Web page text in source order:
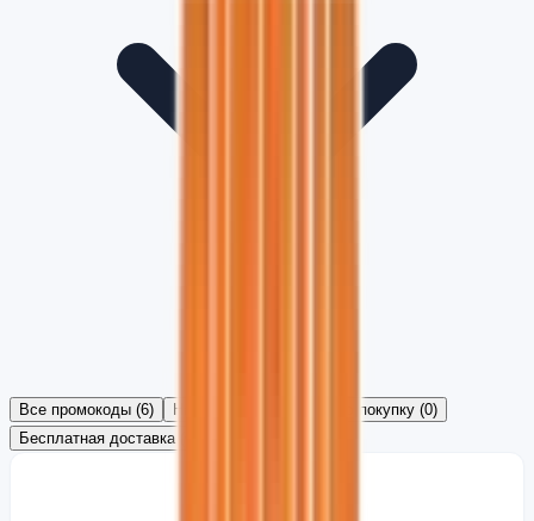
Все промокоды (6) На заказ На первую покупку (0)
Бесплатная доставка